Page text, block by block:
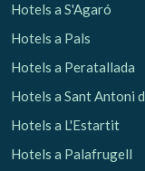
Hotels a S'Agaró
Hotels a Pals
Hotels a Peratallada
Hotels a Sant Antoni
Hotels a L'Estartit
Hotels a Palafrugell
mitjançant aquest
perfils de
servei. Permeten
una millor
Marketing i